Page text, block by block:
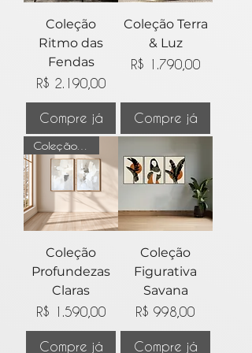
Coleção
Ritmo das
Fendas
Preço
R$ 2.190,00
Compre já
Coleção Terra
& Luz
Preço
R$ 1.790,00
Compre já
Coleção
Profundezas
Claras
Preço
R$ 1.590,00
Compre já
Coleção
Figurativa
Savana
Preço
R$ 998,00
Compre já